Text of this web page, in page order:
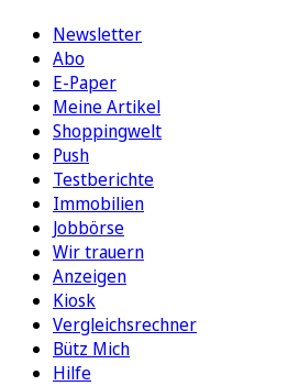
Newsletter
Abo
E-Paper
Meine Artikel
Shoppingwelt
Push
Testberichte
Immobilien
Jobbörse
Wir trauern
Anzeigen
Kiosk
Vergleichsrechner
Bütz Mich
Hilfe